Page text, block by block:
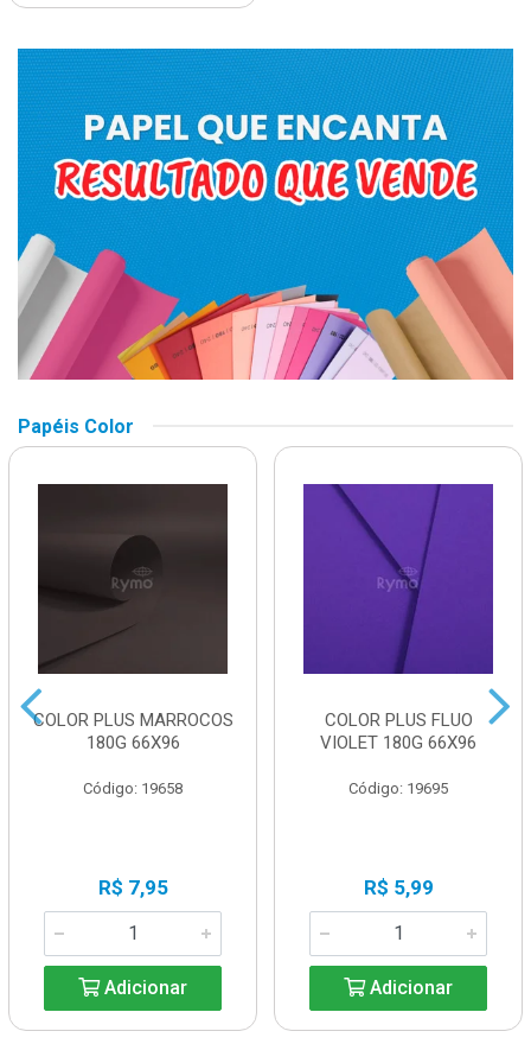
Papéis Color
COLOR PLUS MARROCOS
180G 66X96
Código: 19658
R$ 7,95
Adicionar
COLOR PLUS FLUO
VIOLET 180G 66X96
Código: 19695
R$ 5,99
Adicionar